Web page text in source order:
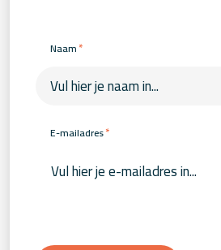
Naam*
E-mailadres*